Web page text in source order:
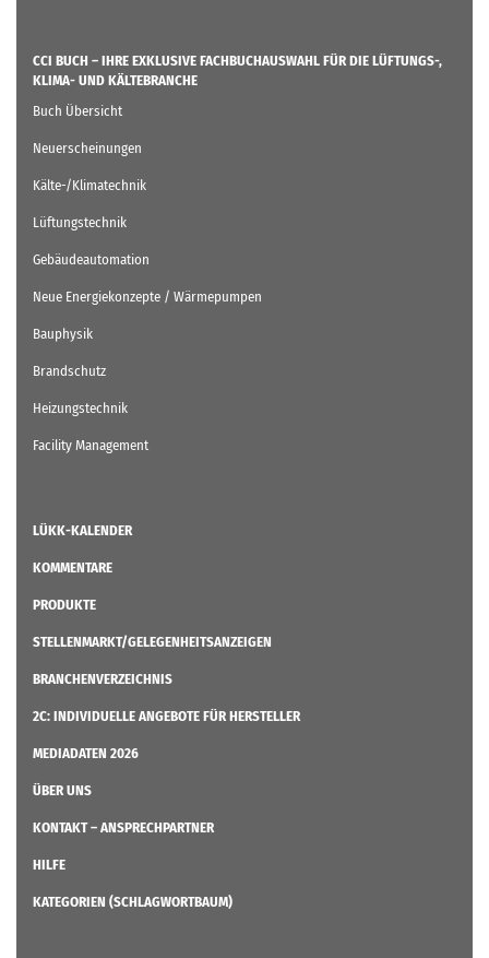
CCI BUCH – IHRE EXKLUSIVE FACHBUCHAUSWAHL FÜR DIE LÜFTUNGS-,
KLIMA- UND KÄLTEBRANCHE
Buch Übersicht
Neuerscheinungen
Kälte-/Klimatechnik
Lüftungstechnik
Gebäudeautomation
Neue Energiekonzepte / Wärmepumpen
Bauphysik
Brandschutz
Heizungstechnik
Facility Management
LÜKK-KALENDER
KOMMENTARE
PRODUKTE
STELLENMARKT/GELEGENHEITSANZEIGEN
BRANCHENVERZEICHNIS
2C: INDIVIDUELLE ANGEBOTE FÜR HERSTELLER
MEDIADATEN 2026
ÜBER UNS
KONTAKT – ANSPRECHPARTNER
HILFE
KATEGORIEN (SCHLAGWORTBAUM)